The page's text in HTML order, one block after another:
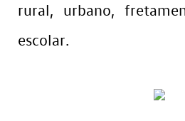
rural, urbano,
escolar.